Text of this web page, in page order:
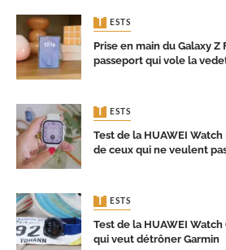
TESTS
Prise en main du Galaxy
passeport qui vole la
TESTS
Test de la HUAWEI Watch
de ceux qui ne veulent
TESTS
Test de la HUAWEI
qui veut détrôner Garmin